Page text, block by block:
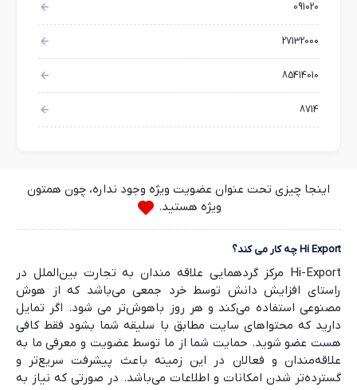
091020
27132000
85414010
8714
اینجا چیزی تحت عنوان عضویت ویژه وجود نداره، چون همتون
ویژه هستید.
Hi Export چه کار می کند؟
Hi-Export مرکز گردهمایی علاقه مندان به تجارت بین‌الملل در
راستای افزایش دانش توسط خرد جمعی می‌باشد که از هوش
مصنوعی استفاده می‌کند و هر روز باهوش‌تر می شود. اگر تمایل
دارید که محتواهای سایت مطابق با سلیقه شما بشود فقط کافی
هست عضو شوید. حمایت شما از ما توسط عضویت و معرفی ما به
علاقه‌مندان و فعالان در این زمینه باعث پیشرفت سریع‌تر و
گسترده‌تر شدن امکانات و اطلاعات می‌باشد. در صورتی که نیاز به